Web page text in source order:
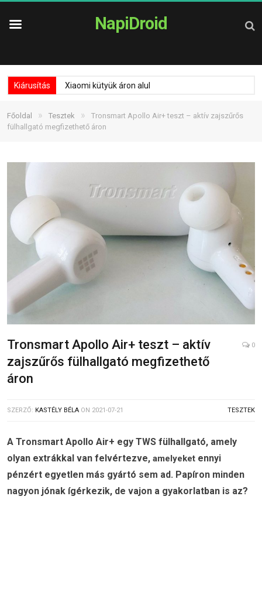
NapiDroid
Kiárusítás Xiaomi kütyük áron alul
Főoldal » Tesztek »
Tronsmart Apollo Air+ teszt – aktív zajszűrős
fülhallgató megfizethető áron
Tronsmart Apollo Air+ teszt – aktív
zajszűrős fülhallgató megfizethető
áron
0
SZERZŐ: KASTÉLY BÉLA ON 2021-07-21 TESZTEK
A Tronsmart Apollo Air+ egy TWS fülhallgató, amely
olyan extrákkal van felvértezve, amelyeket ennyi
pénzért egyetlen más gyártó sem ad. Papíron minden
nagyon jónak ígérkezik, de vajon a gyakorlatban is az?